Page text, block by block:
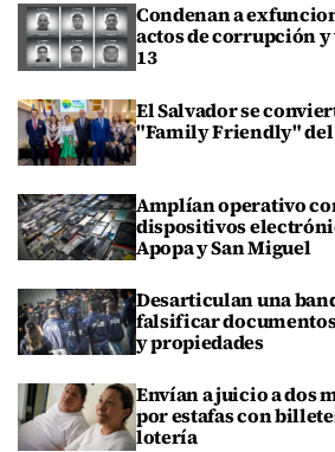
Condenan a
actos de corrupción
13
El Salvador se
"Family Friendly"
Amplían operativo
dispositivos
Apopa y San Miguel
Desarticulan una
falsificar
y propiedades
Envían a juicio a dos
por estafas con
lotería